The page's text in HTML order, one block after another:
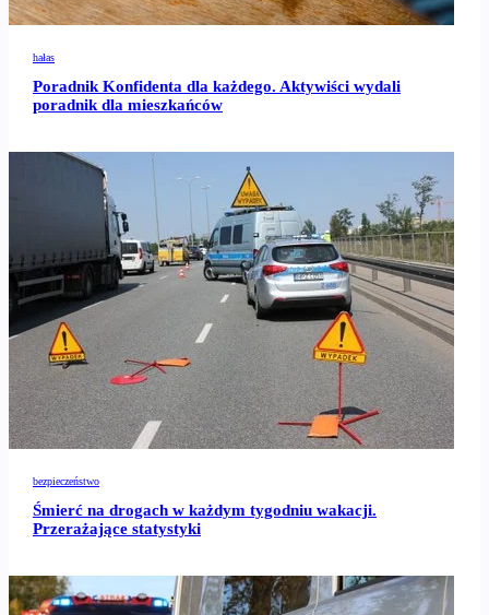
hałas
Poradnik Konfidenta dla każdego. Aktywiści wydali
poradnik dla mieszkańców
bezpieczeństwo
Śmierć na drogach w każdym tygodniu wakacji.
Przerażające statystyki